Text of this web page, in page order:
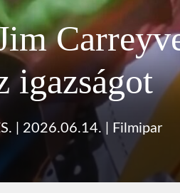
igazságot
2026.06.14. Filmipar